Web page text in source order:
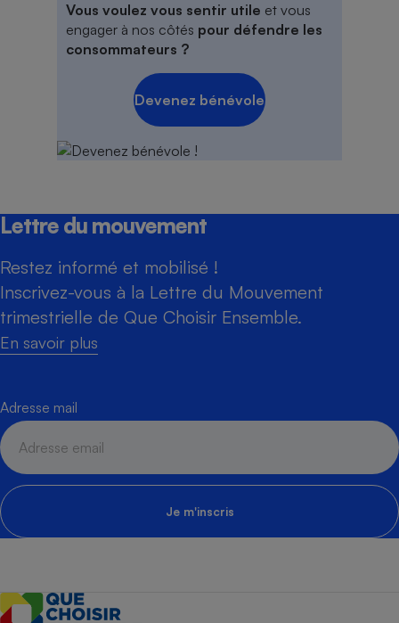
Vous voulez vous sentir utile et vous
engager à nos côtés pour défendre les
consommateurs ?
Devenez bénévole
Lettre du mouvement
Restez informé et mobilisé !
Inscrivez-vous à la Lettre du Mouvement
trimestrielle de Que Choisir Ensemble.
En savoir plus
Adresse mail
Je m'inscris